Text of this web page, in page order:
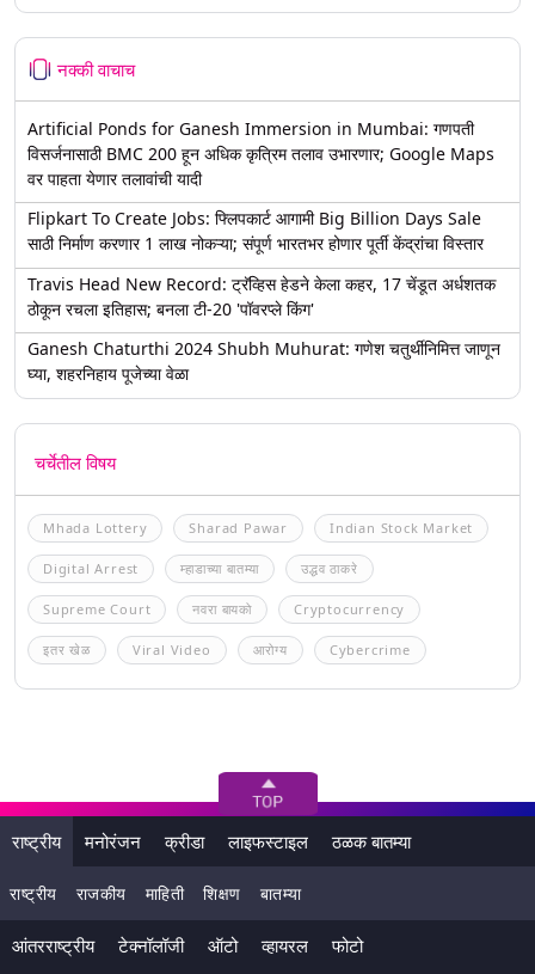
नक्की वाचाच
Artificial Ponds for Ganesh Immersion in Mumbai: गणपती
विसर्जनासाठी BMC 200 हून अधिक कृत्रिम तलाव उभारणार; Google Maps
वर पाहता येणार तलावांची यादी
Flipkart To Create Jobs: फ्लिपकार्ट आगामी Big Billion Days Sale
साठी निर्माण करणार 1 लाख नोकऱ्या; संपूर्ण भारतभर होणार पूर्ती केंद्रांचा विस्तार
Travis Head New Record: ट्रॅव्हिस हेडने केला कहर, 17 चेंडूत अर्धशतक
ठोकून रचला इतिहास; बनला टी-20 'पॉवरप्ले किंग'
Ganesh Chaturthi 2024 Shubh Muhurat: गणेश चतुर्थीनिमित्त जाणून
घ्या, शहरनिहाय पूजेच्या वेळा
चर्चेतील विषय
Mhada Lottery Sharad Pawar Indian Stock Market
Digital Arrest म्हाडाच्या बातम्या उद्धव ठाकरे
Supreme Court नवरा बायको Cryptocurrency
इतर खेळ Viral Video आरोग्य Cybercrime
राष्ट्रीय मनोरंजन क्रीडा लाइफस्टाइल ठळक बातम्या
राष्ट्रीय राजकीय माहिती शिक्षण बातम्या
आंतरराष्ट्रीय टेक्नॉलॉजी ऑटो व्हायरल फोटो